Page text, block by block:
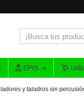
EPIS
y taladros sin